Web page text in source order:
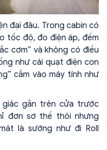
đại đâu. Trong cabin có
tốc độ, đo điện áp, đếm
cơm” và không có điều
như cái quạt điện con
cắm vào máy tính như
giác gắn trên cửa trước
đơn sơ thế thôi nhưng
là sướng như đi Roll